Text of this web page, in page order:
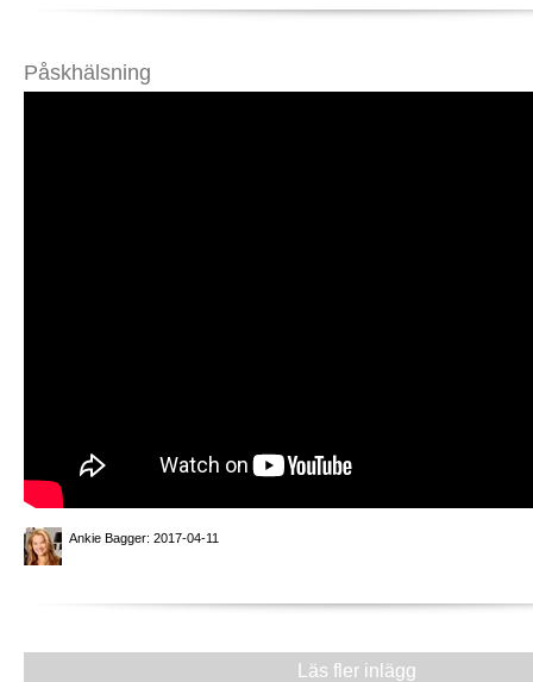
Påskhälsning
Ankie Bagger: 2017-04-11
Läs fler inlägg